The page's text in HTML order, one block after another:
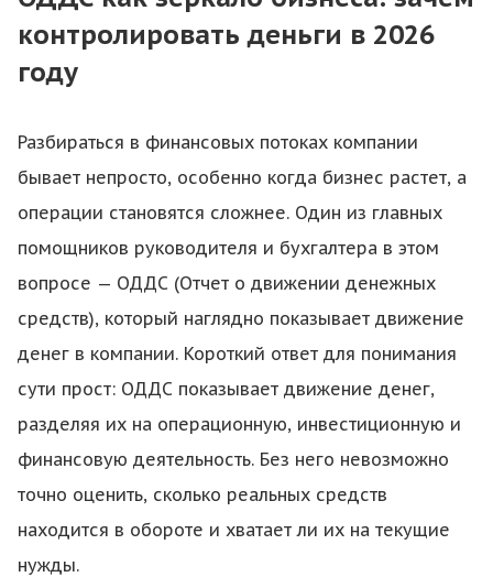
контролировать деньги в 2026
году
Разбираться в финансовых потоках компании
бывает непросто, особенно когда бизнес растет, а
операции становятся сложнее. Один из главных
помощников руководителя и бухгалтера в этом
вопросе — ОДДС (Отчет о движении денежных
средств), который наглядно показывает движение
денег в компании. Короткий ответ для понимания
сути прост: ОДДС показывает движение денег,
разделяя их на операционную, инвестиционную и
финансовую деятельность. Без него невозможно
точно оценить, сколько реальных средств
находится в обороте и хватает ли их на текущие
нужды.